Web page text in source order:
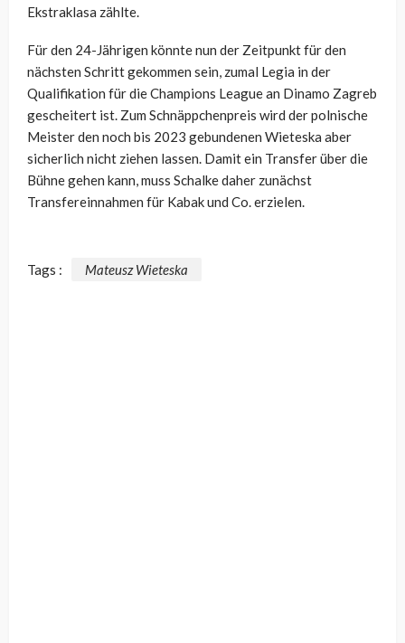
Ekstraklasa zählte.
Für den 24-Jährigen könnte nun der Zeitpunkt für den
nächsten Schritt gekommen sein, zumal Legia in der
Qualifikation für die Champions League an Dinamo Zagreb
gescheitert ist. Zum Schnäppchenpreis wird der polnische
Meister den noch bis 2023 gebundenen Wieteska aber
sicherlich nicht ziehen lassen. Damit ein Transfer über die
Bühne gehen kann, muss Schalke daher zunächst
Transfereinnahmen für Kabak und Co. erzielen.
Tags : Mateusz Wieteska